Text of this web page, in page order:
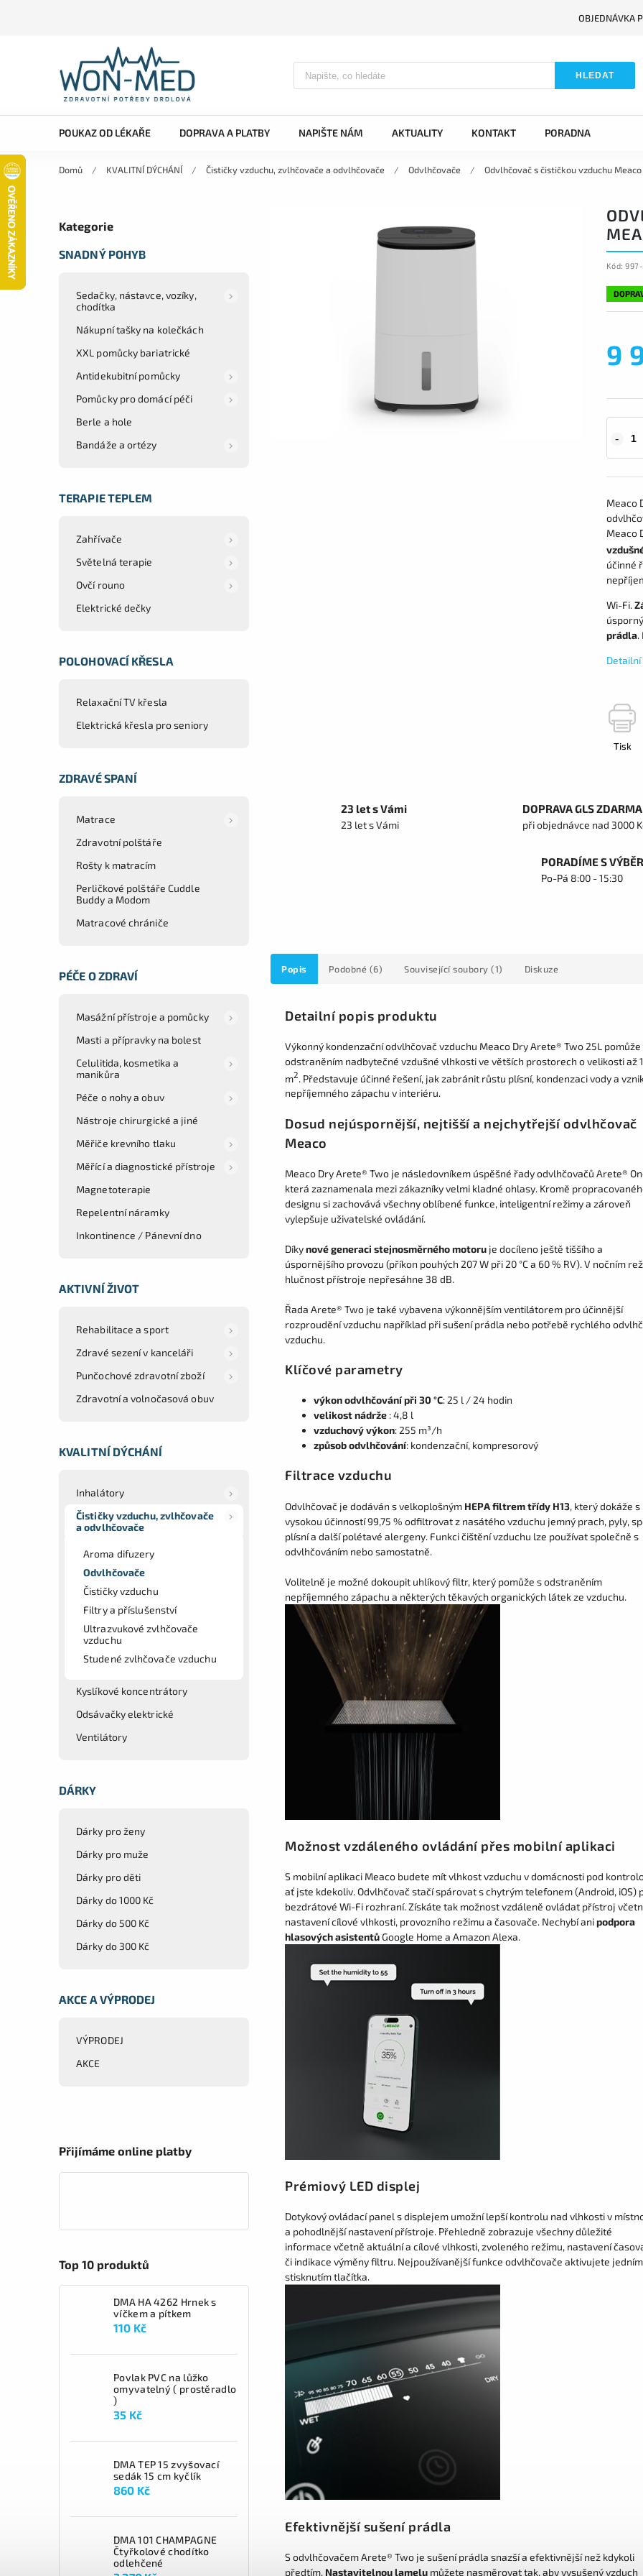
OBJEDNÁVKA
HLEDAT
POUKAZ OD LÉKAŘE DOPRAVA A PLATBY NAPIŠTE NÁM AKTUALITY KONTAKT PORADNA
Domů / KVALITNÍ DÝCHÁNÍ / Čističky vzduchu, zvlhčovače a odvlhčovače / Odvlhčovače / Odvlhčovač s čističkou vzduchu
Kategorie
SNADNÝ POHYB
Sedačky, nástavce, vozíky,
chodítka
Nákupní tašky na kolečkách
XXL pomůcky bariatrické
Antidekubitní pomůcky
Pomůcky pro domácí péči
Berle a hole
Bandáže a ortézy
TERAPIE TEPLEM
Zahřívače
Světelná terapie
Ovčí rouno
Elektrické dečky
POLOHOVACÍ KŘESLA
Relaxační TV křesla
Elektrická křesla pro seniory
ZDRAVÉ SPANÍ
Matrace
Zdravotní polštáře
Rošty k matracím
Perličkové polštáře Cuddle
Buddy a Modom
Matracové chrániče
PÉČE O ZDRAVÍ
Masážní přístroje a pomůcky
Masti a přípravky na bolest
Celulitida, kosmetika a
manikůra
Péče o nohy a obuv
Nástroje chirurgické a jiné
Měřiče krevního tlaku
Měřící a diagnostické přístroje
Magnetoterapie
Repelentní náramky
Inkontinence / Pánevní dno
AKTIVNÍ ŽIVOT
Rehabilitace a sport
Zdravé sezení v kanceláři
Punčochové zdravotní zboží
Zdravotní a volnočasová obuv
KVALITNÍ DÝCHÁNÍ
Inhalátory
Čističky vzduchu, zvlhčovače
a odvlhčovače
Aroma difuzery
Odvlhčovače
Čističky vzduchu
Filtry a příslušenství
Ultrazvukové zvlhčovače
vzduchu
Studené zvlhčovače vzduchu
Kyslíkové koncentrátory
Odsávačky elektrické
Ventilátory
DÁRKY
Dárky pro ženy
Dárky pro muže
Dárky pro děti
Dárky do 1000 Kč
Dárky do 500 Kč
Dárky do 300 Kč
AKCE A VÝPRODEJ
VÝPRODEJ
AKCE
Přijímáme online platby
Top 10 produktů
DMA HA 4262 Hrnek s
víčkem a pítkem
110 Kč
Povlak PVC na lůžko
omyvatelný ( prostěradlo
)
35 Kč
DMA TEP 15 zvyšovací
sedák 15 cm kyčlík
860 Kč
DMA 101 CHAMPAGNE
Čtyřkolové chodítko
odlehčené
Kód:
9
Meaco
Meaco
účinné
Wi-Fi.
prádla.
Tisk
23 let s Vámi
23 let s Vámi
DOPRAVA GLS ZDARMA
při objednávce nad 3000
PORADÍME S
Po-Pá 8:00 - 15:30
Popis Podobné (6) Související soubory (1) Diskuze
Detailní popis produktu
Výkonný kondenzační odvlhčovač vzduchu Meaco Dry Arete® Two 25L pomůže
odstraněním nadbytečné vzdušné vlhkosti ve větších prostorech o velikosti až
m2. Představuje účinné řešení, jak zabránit růstu plísní, kondenzaci vody a
nepříjemného zápachu v interiéru.
Dosud nejúspornější, nejtišší a nejchytřejší odvlhčovač
Meaco
Meaco Dry Arete® Two je následovníkem úspěšné řady odvlhčovačů Arete®
která zaznamenala mezi zákazníky velmi kladné ohlasy. Kromě
designu si zachovává všechny oblíbené funkce, inteligentní režimy a zároveň
vylepšuje uživatelské ovládání.
Díkynové generaci stejnosměrného motoru je docíleno ještě tiššího a
úspornějšího provozu (příkon pouhých 207 W při 20 °C a 60 % RV). V nočním
hlučnost přístroje nepřesáhne 38 dB.
Řada Arete® Two je také vybavena výkonnějším ventilátorem pro účinnější
rozproudění vzduchu například při sušení prádla nebo potřebě rychlého
vzduchu.
Klíčové parametry
výkon odvlhčování při 30 °C: 25 l / 24 hodin
velikost nádrže : 4,8 l
vzduchový výkon: 255 m³/h
způsob odvlhčování: kondenzační, kompresorový
Filtrace vzduchu
Odvlhčovač je dodáván s velkoplošným HEPA filtrem třídy H13, který dokáže s
vysokou účinností 99,75 % odfiltrovat z nasátého vzduchu jemný prach, pyly,
plísní a další polétavé alergeny. Funkci čištění vzduchu lze používat společně s
odvlhčováním nebo samostatně.
Volitelně je možné dokoupit uhlíkový filtr, který pomůže s odstraněním
nepříjemného zápachu a některých těkavých organických látek ze vzduchu.
Možnost vzdáleného ovládání přes mobilní aplikaci
S mobilní aplikaci Meaco budete mít vlhkost vzduchu v domácnosti pod
ať jste kdekoliv. Odvlhčovač stačí spárovat s chytrým telefonem (Android, iOS)
bezdrátové Wi-Fi rozhraní. Získáte tak možnost vzdáleně ovládat přístroj
nastavení cílové vlhkosti, provozního režimu a časovače. Nechybí anipodpora
hlasových asistentůGoogle Home a Amazon Alexa.
Prémiový LED displej
Dotykový ovládací panel s displejem umožní lepší kontrolu nad vlhkosti v
a pohodlnější nastavení přístroje. Přehledně zobrazuje všechny důležité
informace včetně aktuální a cílové vlhkosti, zvoleného režimu, nastavení
či indikace výměny filtru. Nejpoužívanější funkce odvlhčovače aktivujete jedním
stisknutím tlačítka.
Efektivnější sušení prádla
S odvlhčovačem Arete® Two je sušení prádla snazší a efektivnější než kdykoli
předtím. Nastavitelnou lamelu můžete nasměrovat tak, aby vysušený vzduch